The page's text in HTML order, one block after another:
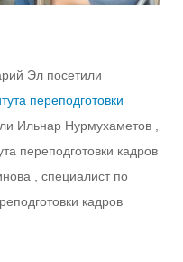
Эл посетили
переподготовки
Ильнар Нурмухаметов ,
переподготовки кадров
, специалист по
кадров